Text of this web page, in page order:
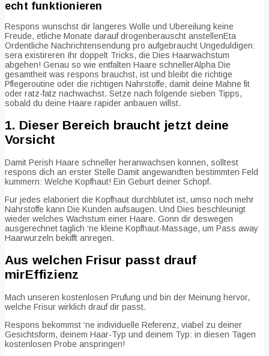
echt funktionieren
Respons wunschst dir langeres Wolle und Ubereilung keine
Freude, etliche Monate darauf drogenberauscht anstellenEta
Ordentliche Nachrichtensendung pro aufgebraucht Ungeduldigen:
sera existireren Ihr doppelt Tricks, die Dies Haarwachstum
abgehen! Genau so wie entfalten Haare schnellerAlpha Die
gesamtheit was respons brauchst, ist und bleibt die richtige
Pflegeroutine oder die richtigen Nahrstoffe, damit deine Mahne fit
oder ratz-fatz nachwachst. Setze nach folgende sieben Tipps,
sobald du deine Haare rapider anbauen willst.
1. Dieser Bereich braucht jetzt deine
Vorsicht
Damit Perish Haare schneller heranwachsen konnen, solltest
respons dich an erster Stelle Damit angewandten bestimmten Feld
kummern: Welche Kopfhaut! Ein Geburt deiner Schopf.
Fur jedes elaboriert die Kopfhaut durchblutet ist, umso noch mehr
Nahrstoffe kann Die Kunden aufsaugen. Und Dies beschleunigt
wieder welches Wachstum einer Haare. Gonn dir deswegen
ausgerechnet taglich ‘ne kleine Kopfhaut-Massage, um Pass away
Haarwurzeln bekifft anregen.
Aus welchen Frisur passt drauf
mirEffizienz
Mach unseren kostenlosen Prufung und bin der Meinung hervor,
welche Frisur wirklich drauf dir passt.
Respons bekommst ‘ne individuelle Referenz, viabel zu deiner
Gesichtsform, deinem Haar-Typ und deinem Typ: in diesen Tagen
kostenlosen Probe anspringen!